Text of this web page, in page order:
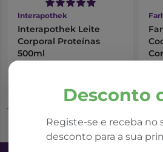
Desconto
Registe-se e receba no
desconto para a sua
Interapothek
Interapothek Leite
Corporal Proteínas
500ml
Adicionar ao Carrinho